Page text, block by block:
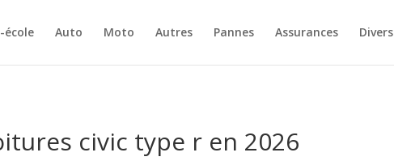
école Auto Moto Autres Pannes Assurances Divers
civic type r en 2026